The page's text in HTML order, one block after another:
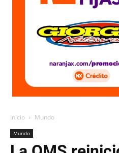
Inicio Mundo
Mundo